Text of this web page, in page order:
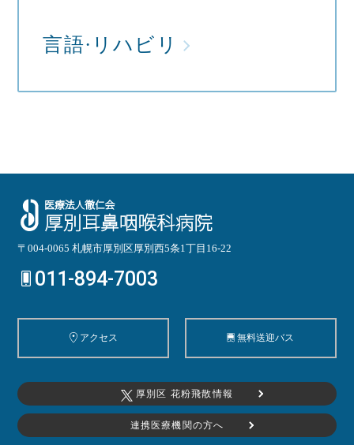
言語·リハビリ
〒004-0065 札幌市厚別区厚別西5条1丁目16-22
011-894-7003
アクセス 無料送迎バス
厚別区 花粉飛散情報
連携医療機関の方へ